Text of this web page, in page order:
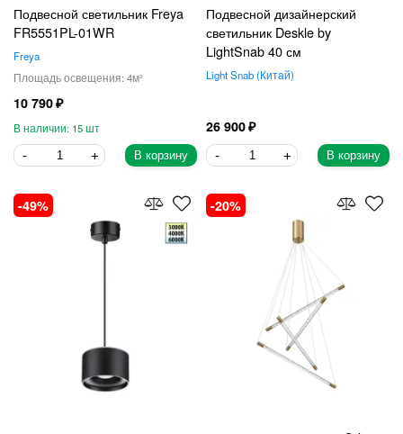
Подвесной светильник Freya
FR5551PL-01WR
Freya
4
10 790
15
В корзину
Подвесной дизайнерский
светильник Deskle by
LightSnab 40 см
Light Snab Китай
26 900
В корзину
49 20